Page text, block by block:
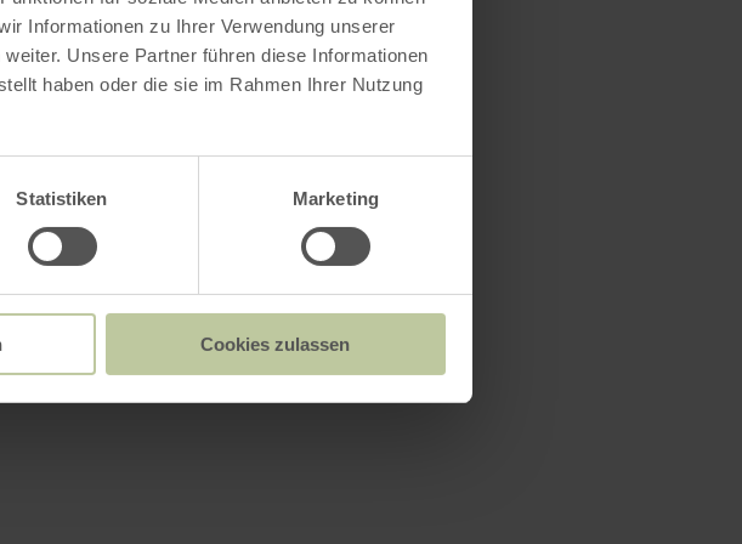
Informationen zu Ihrer Verwendung unserer
Unsere Partner führen diese Informationen
haben oder die sie im Rahmen Ihrer Nutzung
Statistiken Marketing
Cookies zulassen